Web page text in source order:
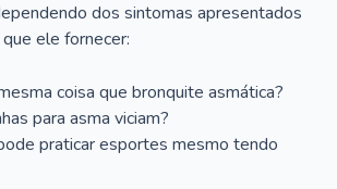
dos sintomas apresentados
ele fornecer:
coisa que bronquite asmática?
para asma viciam?
praticar esportes mesmo tendo